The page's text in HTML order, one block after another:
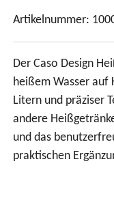
Artikelnummer:
Der Caso Design
heißem Wasser auf
Litern und präziser
andere
und das
praktischen